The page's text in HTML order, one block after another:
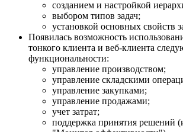
созданием и настройкой
выбором типов задач;
установкой основных свойств
Появилась возможность
тонкого клиента и веб-клиента
функциональности:
управление производством;
управление складскими
управление закупками;
управление продажами;
учет затрат;
поддержка принятия решений